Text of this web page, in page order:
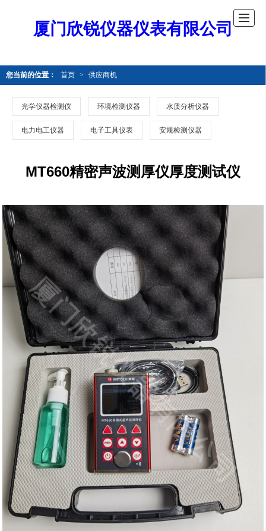
厦门欣锐仪器仪表有限公司
您当前的位置： 首页 > 供应商机
光学仪器检测仪 环境检测仪器 水质分析仪器
电力电工仪器 电子工具仪表 安规检测仪器
MT660精密声波测厚仪厚度测试仪